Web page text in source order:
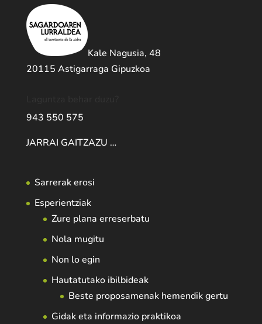
Kale Nagusia, 48
20115 Astigarraga Gipuzkoa
943 550 575
JARRAI GAITZAZU …
Sarrerak erosi
Esperientziak
Zure plana erreserbatu
Nola mugitu
Non lo egin
Hautatutako ibilbideak
Beste proposamenak hemendik gertu
Gidak eta informazio praktikoa